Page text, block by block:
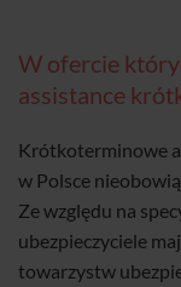
W ofercie
assistance
Krótkoterminowe
w Polsce
Ze względu na
ubezpieczyciele
towarzystw